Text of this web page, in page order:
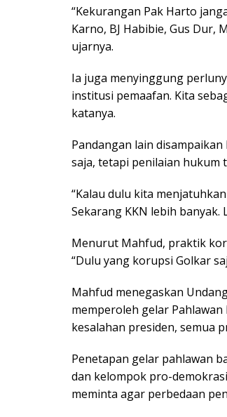
“Kekurangan Pak Harto
Karno, BJ Habibie, Gus Dur,
ujarnya.
Ia juga menyinggung
institusi pemaafan. Kita
katanya.
Pandangan lain
saja, tetapi penilaian hukum
“Kalau dulu kita
Sekarang KKN lebih banyak.
Menurut Mahfud, praktik
“Dulu yang korupsi Golkar
Mahfud menegaskan
memperoleh gelar Pahlawan
kesalahan presiden, semua
Penetapan gelar pahlawan
dan kelompok pro-
meminta agar perbedaan